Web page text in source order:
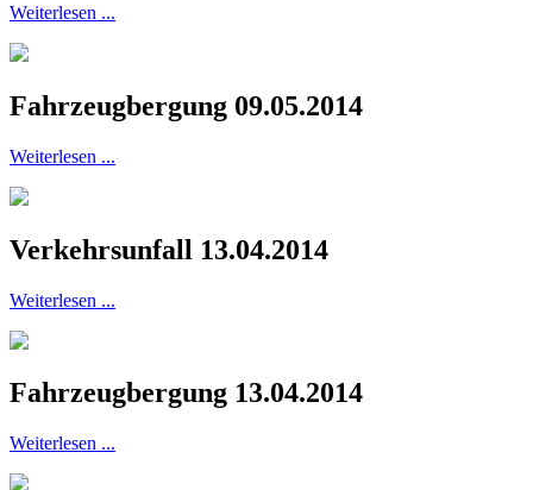
Weiterlesen ...
Fahrzeugbergung 09.05.2014
Weiterlesen ...
Verkehrsunfall 13.04.2014
Weiterlesen ...
Fahrzeugbergung 13.04.2014
Weiterlesen ...